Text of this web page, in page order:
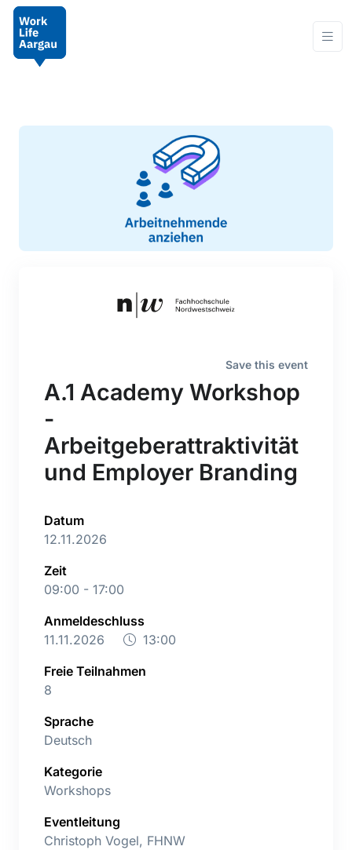
Save this event
A.1 Academy Workshop
-
Arbeitgeberattraktivität
und Employer Branding
Datum
12.11.2026
Zeit
09:00 - 17:00
Anmeldeschluss
11.11.2026
13:00
Freie Teilnahmen
8
Sprache
Deutsch
Kategorie
Workshops
Eventleitung
Christoph Vogel, FHNW